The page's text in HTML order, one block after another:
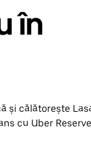
în
călătorește
cu Uber